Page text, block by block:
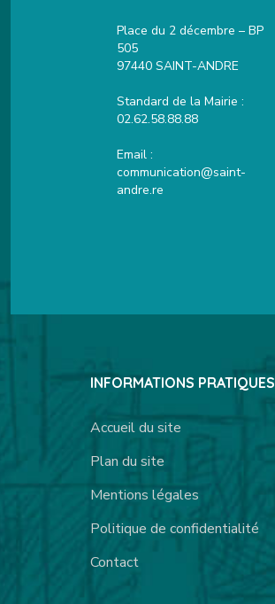
Place du 2 décembre – BP
505
97440 SAINT-ANDRE
Standard de la Mairie :
02.62.58.88.88
Email :
communication@saint-
andre.re
INFORMATIONS PRATIQUES
Accueil du site
Plan du site
Mentions légales
Politique de confidentialité
Contact